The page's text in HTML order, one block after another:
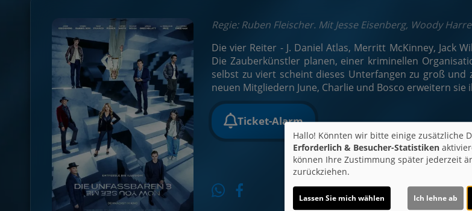
Regie: Ruben Fleischer. Mit Jesse Eisenberg, Woody
Die vier Reiter - J. Daniel Atlas, Merritt McKinney, Jack
Die Zauberkünstler planen, einer kriminellen
selbst zu viert scheint dieses Unterfangen zu groß
neuen Mitgliedern June, Charlie und Bosco erweitern
Ticket-Alarm
Hallo! Könnten wir bitte einige zusätzliche
Erforderlich & Besucher-Statistiken
können Ihre Zustimmung später jederzeit
zurückziehen.
Lassen Sie mich wählen Ich lehne ab